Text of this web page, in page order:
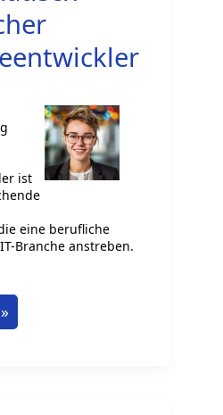
ist
eine berufliche
Branche anstreben.